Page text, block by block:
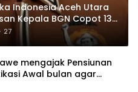
Indonesia Aceh Utara
Kepala BGN Copot 137
27
mengajak Pensiunan
Awal bulan agar
Lancar